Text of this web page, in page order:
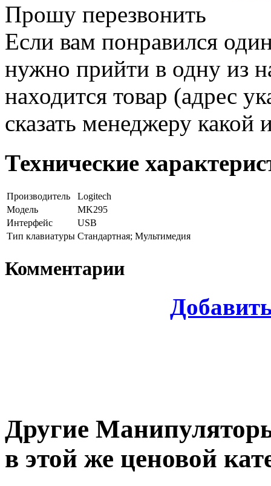
Прошу перезвонить
Если вам понравился
нужно прийти в одну из
находится товар (адрес
сказать менеджеру
Технические
Производитель
Logitech
Модель
MK295
Интерфейс
USB
Тип клавиатуры Стандартная; Мультимедия
Комментарии
Другие
в этой же ценовой